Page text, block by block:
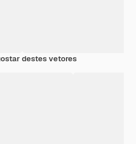
destes vetores